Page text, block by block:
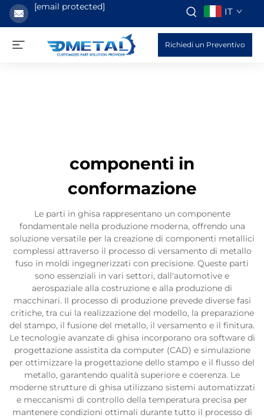
[email protected] IT
Richiedi un Preventivo
componenti in
conformazione
Le parti in ghisa rappresentano un componente
fondamentale nella produzione moderna, offrendo una
soluzione versatile per la creazione di componenti metallici
complessi attraverso il processo di versamento di metallo
fuso in moldi ingegnerizzati con precisione. Queste parti
sono essenziali in vari settori, dall'automotive e
aerospaziale alla costruzione e alla produzione di
macchinari. Il processo di produzione prevede diverse fasi
critiche, tra cui la realizzazione del modello, la preparazione
del stampo, il fusione del metallo, il versamento e il finitura.
Le tecnologie avanzate di ghisa incorporano ora software di
progettazione assistita da computer (CAD) e simulazione
per ottimizzare la progettazione dello stampo e il flusso del
metallo, garantendo qualità superiore e coerenza. Le
moderne strutture di ghisa utilizzano sistemi automatizzati
e meccanismi di controllo della temperatura precisa per
mantenere condizioni ottimali durante tutto il processo di